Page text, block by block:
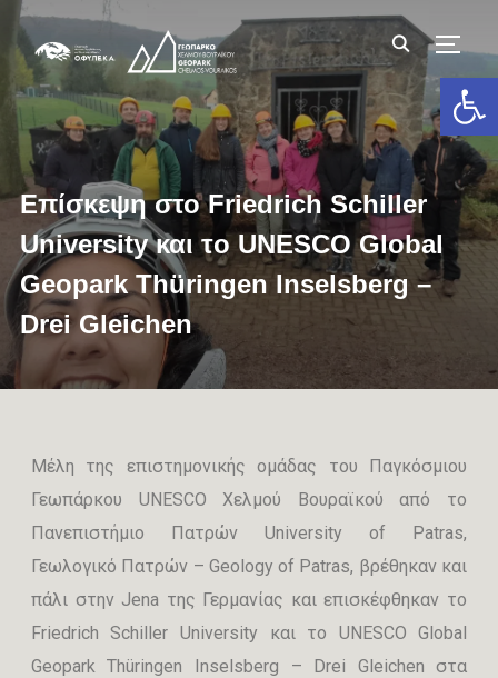
Επίσκεψη στο Friedrich Schiller
University και τo UNESCO Global
Geopark Thüringen Inselsberg –
Drei Gleichen
Μέλη της επιστημονικής ομάδας του Παγκόσμιου
Γεωπάρκου UNESCO Χελμού Βουραϊκού από το
Πανεπιστήμιο Πατρών University of Patras,
Γεωλογικό Πατρών – Geology of Patras, βρέθηκαν και
πάλι στην Jena της Γερμανίας και επισκέφθηκαν το
Friedrich Schiller University και τo UNESCO Global
Geopark Thüringen Inselsberg – Drei Gleichen στα